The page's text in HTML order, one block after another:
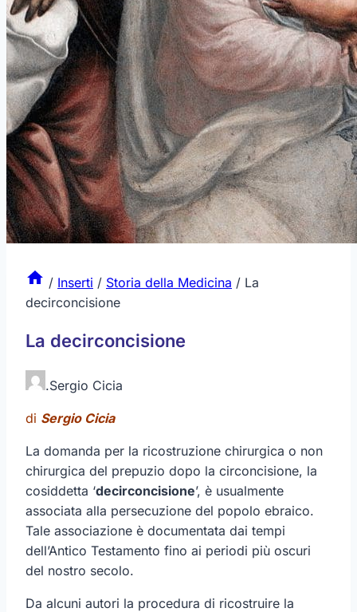
/ Inserti / Storia della Medicina / La
decirconcisione
La decirconcisione
.Sergio Cicia
di Sergio Cicia
La domanda per la ricostruzione chirurgica o non
chirurgica del prepuzio dopo la circoncisione, la
cosiddetta ‘decirconcisione’, è usualmente
associata alla persecuzione del popolo ebraico.
Tale associazione è documentata dai tempi
dell’Antico Testamento fino ai periodi più oscuri
del nostro secolo.
Da alcuni autori la procedura di ricostruire la